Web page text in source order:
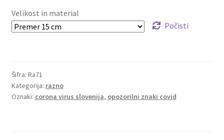
razpon:
od
Velikost in material
Počisti
Šifra: Ra71
Kategorija: razno
Oznaki: corona virus slovenija, opozorilni znaki covid